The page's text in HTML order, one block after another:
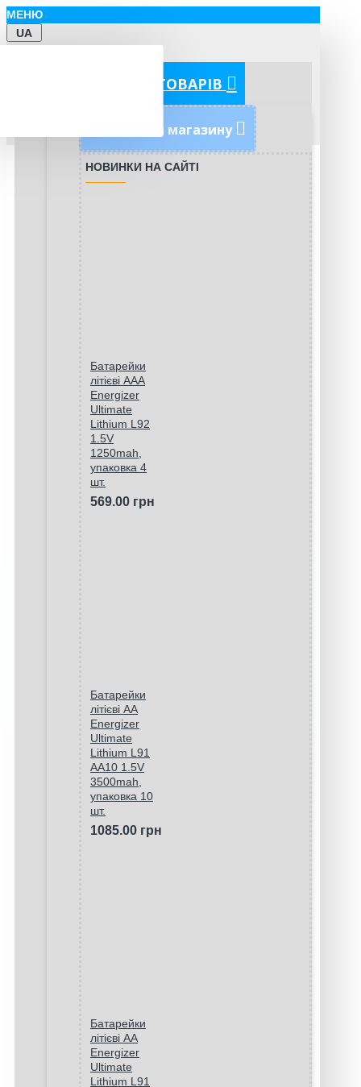
МЕНЮ
UA
КАТЕГОРІЇ ТОВАРІВ
Новинки магазину
НОВИНКИ НА САЙТІ
Батарейки
літієві ААA
Energizer
Ultimate
Lithium L92
1.5V
1250mah,
упаковка 4
шт.
569.00 грн
Батарейки
літієві AA
Energizer
Ultimate
Lithium L91
AA10 1.5V
3500mah,
упаковка 10
шт.
1085.00 грн
Батарейки
літієві AA
Energizer
Ultimate
Lithium L91